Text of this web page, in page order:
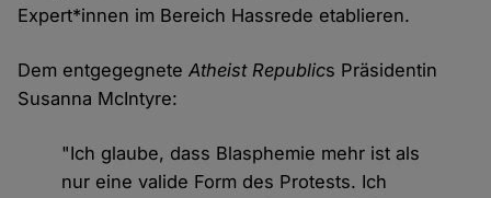
Expert*innen im Bereich Hassrede etablieren.
Dem entgegegneteAtheist Republics Präsidentin
Susanna McIntyre:
"Ich glaube, dass Blasphemie mehr ist als
nur eine valide Form des Protests. Ich